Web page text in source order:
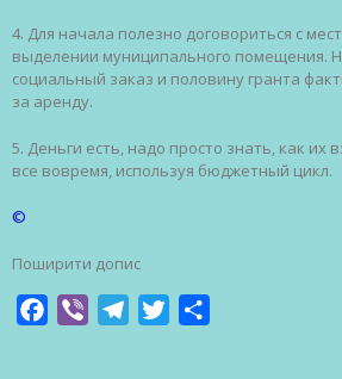
4. Для начала полезно договориться с
выделении муниципального помещения.
социальный заказ и половину гранта
за аренду.
5. Деньги есть, надо просто знать, как их
все вовремя, используя бюджетный цикл.
©
Поширити допис
Facebook
Viber TelegramTwitter